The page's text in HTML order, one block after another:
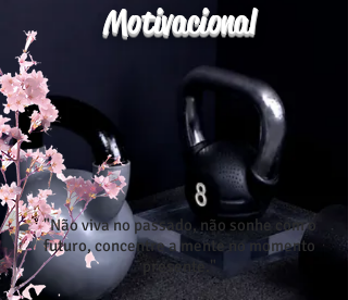
Motivacional
"Não viva no passado, não sonhe com o
futuro, concentre a mente no momento
presente."